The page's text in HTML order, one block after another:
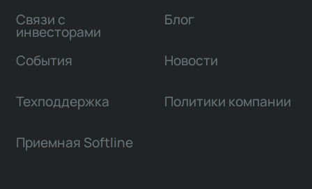
Связи с
инвесторами
Блог
События Новости
Техподдержка Политики компании
Приемная Softline